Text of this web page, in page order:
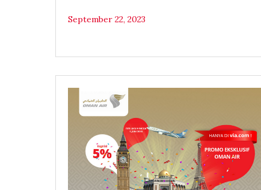
September 22, 2023